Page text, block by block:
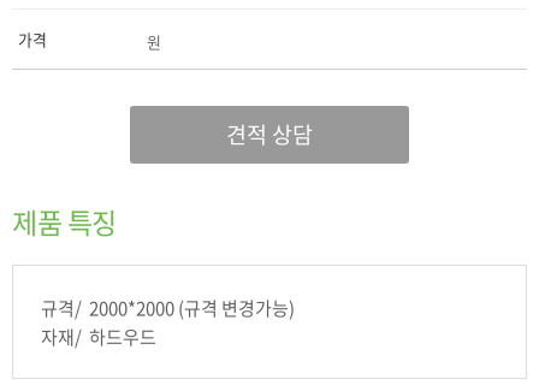
가격 원
견적 상담
제품 특징
규격/ 2000*2000 (규격 변경가능)
자재/ 하드우드